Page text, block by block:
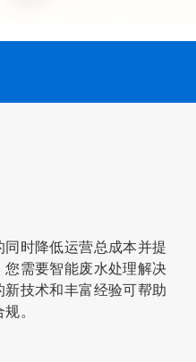
时降低运营总成本并提
需要智能废水处理解决
技术和丰富经验可帮助
。